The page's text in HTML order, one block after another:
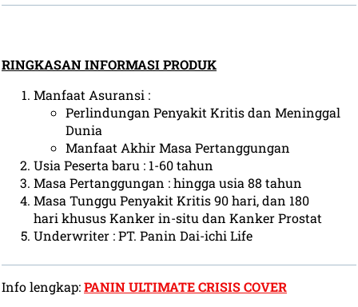
RINGKASAN INFORMASI PRODUK
Manfaat Asuransi :
Perlindungan Penyakit Kritis dan Meninggal
Dunia
Manfaat Akhir Masa Pertanggungan
Usia Peserta baru : 1-60 tahun
Masa Pertanggungan : hingga usia 88 tahun
Masa Tunggu Penyakit Kritis 90 hari, dan 180
hari khusus Kanker in-situ dan Kanker Prostat
Underwriter : PT. Panin Dai-ichi Life
Info lengkap:PANIN ULTIMATE CRISIS COVER